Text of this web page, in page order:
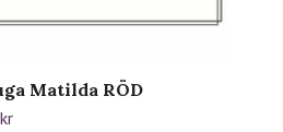
Matilda RÖD